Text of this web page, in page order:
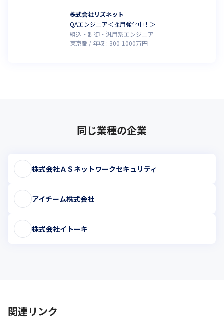
株式会社リズネット
QAエンジニア＜採用強化中！＞
組込・制御・汎用系エンジニア
東京都
年収 : 300-1000万円
同じ業種の企業
株式会社ＡＳネットワークセキュリティ
アイチーム株式会社
株式会社イトーキ
関連リンク